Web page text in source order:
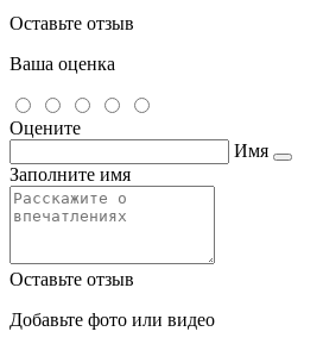
Оставьте отзыв
Ваша оценка
Оцените
Имя
Заполните имя
Оставьте отзыв
Добавьте фото или видео